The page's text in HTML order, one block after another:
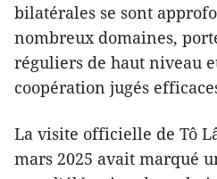
bilatérales se sont
nombreux domaines,
réguliers de haut niveau
coopération jugés
La visite officielle de Tô
mars 2025 avait marqué